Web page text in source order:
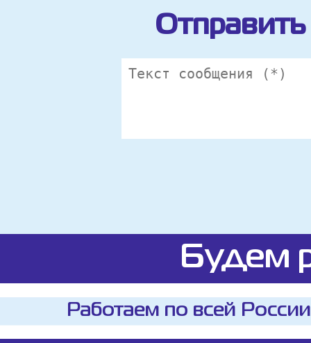
Отправить
Будем
Работаем по всей